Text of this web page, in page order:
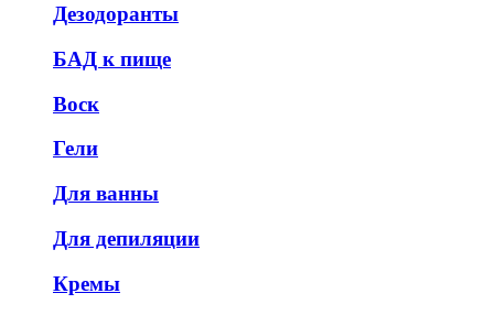
Дезодоранты
БАД к пище
Воск
Гели
Для ванны
Для депиляции
Кремы